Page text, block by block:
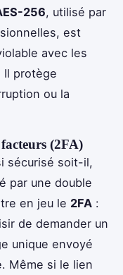
256, utilisé par
est
avec les
Il protège
ou la
(2FA)
sécurisé soit-il,
par une double
en jeu le 2FA :
de demander un
unique envoyé
Même si le lien